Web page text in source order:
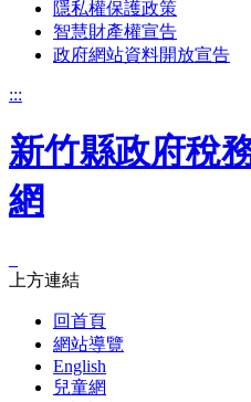
隱私權保護政策
智慧財產權宣告
政府網站資料開放宣告
:::
新竹縣政府稅
網
上方連結
回首頁
網站導覽
English
兒童網